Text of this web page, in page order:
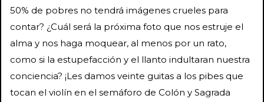
50% de pobres no tendrá imágenes crueles para
contar? ¿Cuál será la próxima foto que nos estruje el
alma y nos haga moquear, al menos por un rato,
como si la estupefacción y el llanto indultaran nuestra
conciencia? ¡Les damos veinte guitas a los pibes que
tocan el violín en el semáforo de Colón y Sagrada